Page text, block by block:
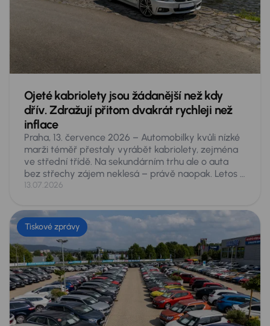
ze zásuvky prakticky výhradně na benzin, jen aby
Ojeté kabriolety jsou žádanější než kdy
dřív. Zdražují přitom dvakrát rychleji než
inflace
Praha, 13. července 2026 – Automobilky kvůli nízké
marži téměř přestaly vyrábět kabriolety, zejména
ve střední třídě. Na sekundárním trhu ale o auta
bez střechy zájem neklesá – právě naopak. Letos si
Češi na inzertních serverech za první pololetí koupili
než v roce 2021. Jejich průměrná cena přitom za tu
dobu vzrostla o 64 procent, tedy zhruba dvakrát
rychleji, než ve stejném období obecně rostly ceny.
13.07.2026
Tiskové zprávy